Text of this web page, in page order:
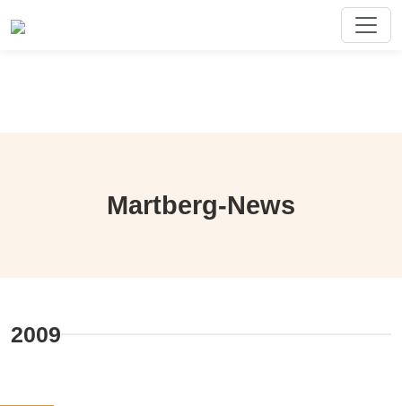
Martberg-News
2009